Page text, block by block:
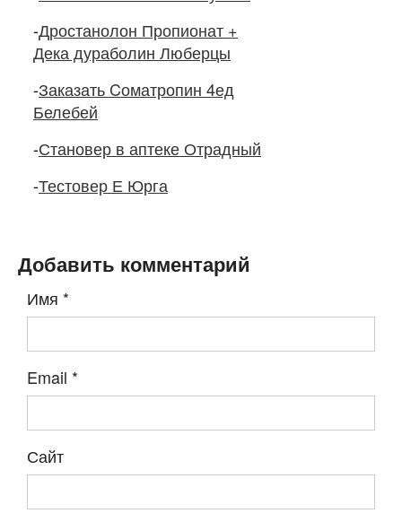
-Дростанолон Пропионат +
Дека дураболин Люберцы
-Заказать Cоматропин 4ед
Белебей
-Становер в аптеке Отрадный
-Тестовер Е Юрга
Добавить комментарий
Имя *
Email *
Сайт